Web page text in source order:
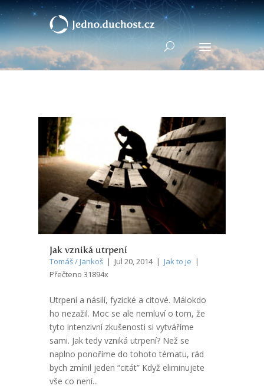
Jak vzniká utrpení
Tomáš / Jankoš | Jul 20, 2014 | Jak to je |
Přečteno 31894x
Utrpení a násilí, fyzické a citové. Málokdo
ho nezažil. Moc se ale nemluví o tom, že
tyto intenzivní zkušenosti si vytváříme
sami. Jak tedy vzniká utrpení? Než se
naplno ponoříme do tohoto tématu, rád
bych zmínil jeden “citát” Když eliminujete
vše co není...